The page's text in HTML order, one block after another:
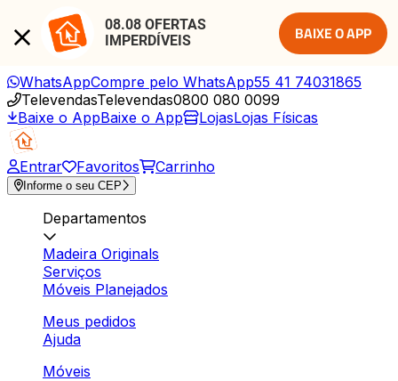
08.08 OFERTAS
IMPERDÍVEIS
BAIXE O APP
WhatsAppCompre pelo WhatsApp55 41 74031865
TelevendasTelevendas0800 080 0099
Baixe o AppBaixe o App LojasLojas Físicas
Entrar Favoritos Carrinho
Informe o seu CEP
Departamentos
Madeira Originals
Serviços
Móveis Planejados
Meus pedidos
Ajuda
Móveis